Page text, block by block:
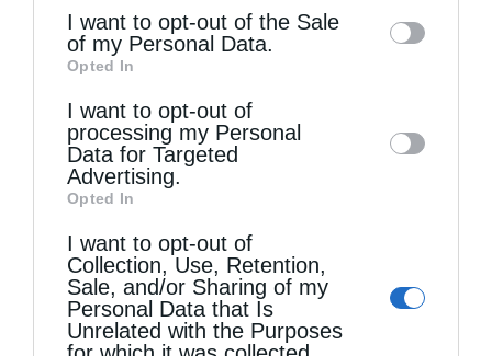
information may also be disclosed by us to
third parties on theIAB’s List of
Downstream Participants
disclose it to other third parties.
I want to opt-out of the Sale
of my Personal Data.
Opted In
I want to opt-out of
processing my Personal
Data for Targeted
Advertising.
Opted In
I want to opt-out of
Collection, Use, Retention,
Sale, and/or Sharing of my
Personal Data that Is
Unrelated with the Purposes
Τελευταία άρθρα
Απαντήσεις σε πνευματικά ζητήματα (Βίντεο)
Επίσκεψη του Δ/ντού της Β/θμιας Εκπαίδευσης
στον Μητροπολίτη Δημητριάδος